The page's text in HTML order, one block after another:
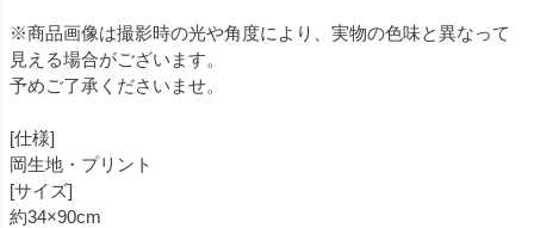
※商品画像は撮影時の光や角度により、実物の色味と異なって
見える場合がございます。
予めご了承くださいませ。
[仕様]
岡生地・プリント
[サイズ]
約34×90cm